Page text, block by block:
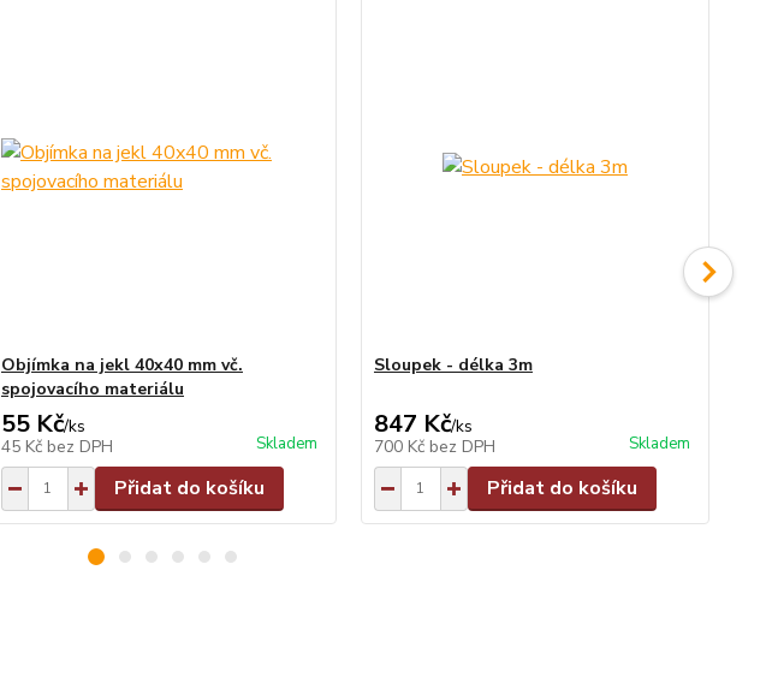
Objímka na jekl 40x40 mm vč.
spojovacího materiálu
55 Kč/ks
45 Kč bez DPH Skladem
Přidat do košíku
Sloupek - délka 3m
847 Kč/ks
700 Kč bez DPH Skladem
Přidat do košíku